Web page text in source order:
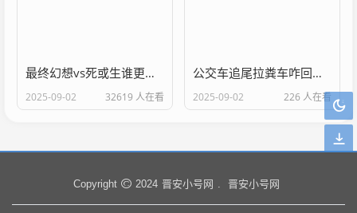
最终幻想vs死或生谁更厉害？格斗高手在线分析！
2025-09-02 32619 人在看
公交车追尾拉粪车咋回事？现场情况让人震惊！
2025-09-02 226 人在看
Copyright 2024 晋安小号网 晋安小号网